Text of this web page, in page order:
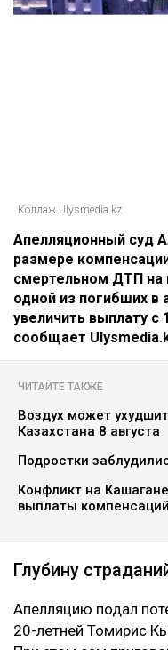
Коллаж Ulysmedia.kz
Апелляционный суд
размере
смертельном ДТП на
одной из погибших в
увеличить выплату с
сообщает
ЧИТАЙТЕ ТАКЖЕ
Воздух может
Казахстана 8 августа
Подростки
Конфликт на
выплаты компенсаций
Глубину
Апелляцию подал
20-летней Томирис